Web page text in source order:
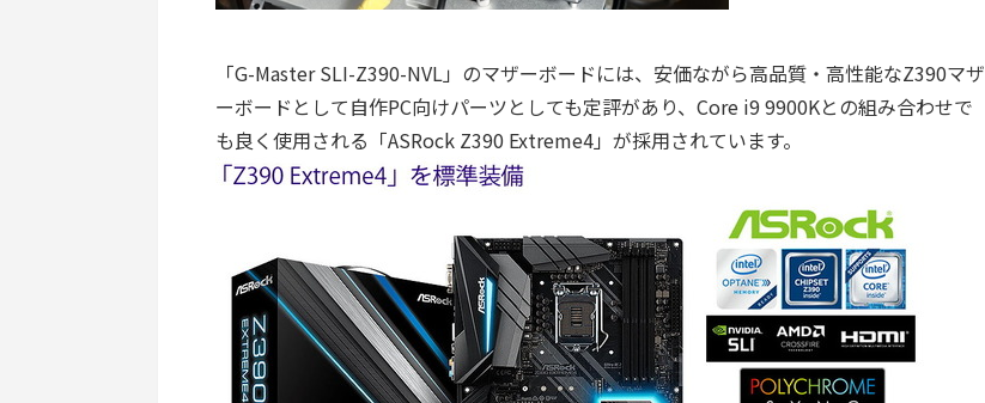
「G-Master SLI-Z390-NVL」のマザーボードには、安価ながら高品質・高性能なZ390マザ
ーボードとして自作PC向けパーツとしても定評があり、Core i9 9900Kとの組み合わせで
も良く使用される「ASRock Z390 Extreme4」が採用されています。